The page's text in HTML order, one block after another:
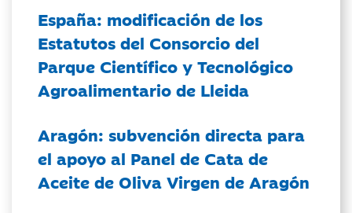
España: modificación de los
Estatutos del Consorcio del
Parque Científico y Tecnológico
Agroalimentario de Lleida
Aragón: subvención directa para
el apoyo al Panel de Cata de
Aceite de Oliva Virgen de Aragón